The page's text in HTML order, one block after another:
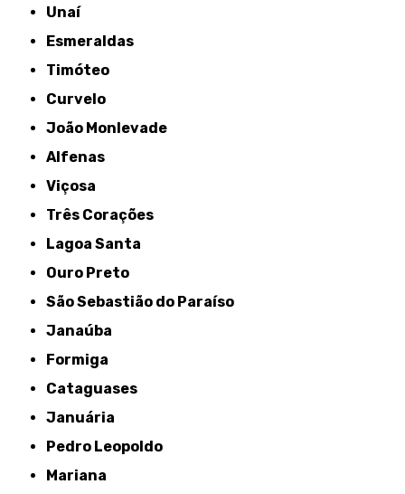
Unaí
Esmeraldas
Timóteo
Curvelo
João Monlevade
Alfenas
Viçosa
Três Corações
Lagoa Santa
Ouro Preto
São Sebastião do Paraíso
Janaúba
Formiga
Cataguases
Januária
Pedro Leopoldo
Mariana